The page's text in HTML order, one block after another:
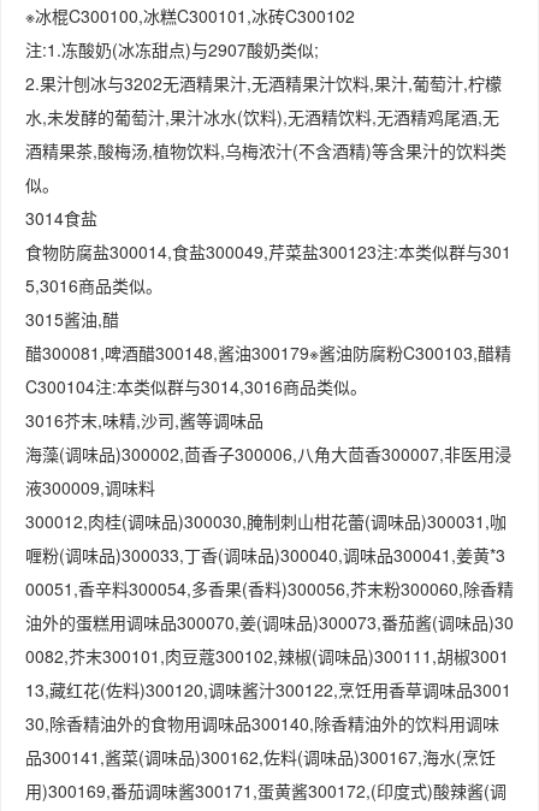
※冰棍C300100,冰糕C300101,冰砖C300102
注:1.冻酸奶(冰冻甜点)与2907酸奶类似;
2.果汁刨冰与3202无酒精果汁,无酒精果汁饮料,果汁,葡萄汁,柠檬
水,未发酵的葡萄汁,果汁冰水(饮料),无酒精饮料,无酒精鸡尾酒,无
酒精果茶,酸梅汤,植物饮料,乌梅浓汁(不含酒精)等含果汁的饮料类
似。
3014食盐
食物防腐盐300014,食盐300049,芹菜盐300123注:本类似群与301
5,3016商品类似。
3015酱油,醋
醋300081,啤酒醋300148,酱油300179※酱油防腐粉C300103,醋精
C300104注:本类似群与3014,3016商品类似。
3016芥末,味精,沙司,酱等调味品
海藻(调味品)300002,茴香子300006,八角大茴香300007,非医用浸
液300009,调味料
300012,肉桂(调味品)300030,腌制刺山柑花蕾(调味品)300031,咖
喱粉(调味品)300033,丁香(调味品)300040,调味品300041,姜黄*3
00051,香辛料300054,多香果(香料)300056,芥末粉300060,除香精
油外的蛋糕用调味品300070,姜(调味品)300073,番茄酱(调味品)30
0082,芥末300101,肉豆蔻300102,辣椒(调味品)300111,胡椒3001
13,藏红花(佐料)300120,调味酱汁300122,烹饪用香草调味品3001
30,除香精油外的食物用调味品300140,除香精油外的饮料用调味
品300141,酱菜(调味品)300162,佐料(调味品)300167,海水(烹饪
用)300169,番茄调味酱300171,蛋黄酱300172,(印度式)酸辣酱(调